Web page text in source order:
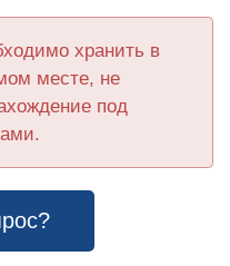
хранить в
месте, не
под